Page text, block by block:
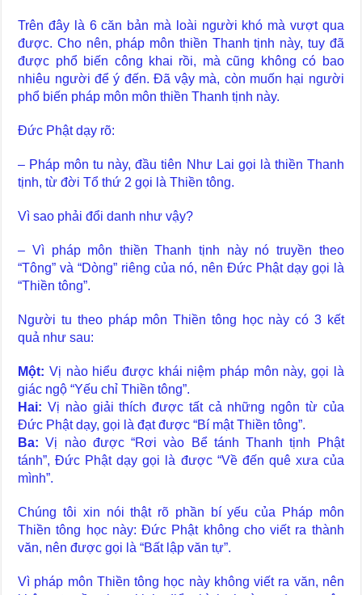
Trên đây là 6 căn bản mà loài người khó mà vượt qua
được. Cho nên, pháp môn thiền Thanh tịnh này, tuy đã
được phổ biến công khai rồi, mà cũng không có bao
nhiêu người để ý đến. Đã vậy mà, còn muốn hại người
phổ biến pháp môn môn thiền Thanh tịnh này.
Đức Phật dạy rõ:
– Pháp môn tu này, đầu tiên Như Lai gọi là thiền Thanh
tịnh, từ đời Tổ thứ 2 gọi là Thiền tông.
Vì sao phải đổi danh như vậy?
– Vì pháp môn thiền Thanh tịnh này nó truyền theo
“Tông” và “Dòng” riêng của nó, nên Đức Phật dạy gọi là
“Thiền tông”.
Người tu theo pháp môn Thiền tông học này có 3 kết
quả như sau:
Một: Vị nào hiểu được khái niệm pháp môn này, gọi là
giác ngộ “Yếu chỉ Thiền tông”.
Hai: Vị nào giải thích được tất cả những ngôn từ của
Đức Phật dạy, gọi là đạt được “Bí mật Thiền tông”.
Ba: Vị nào được “Rơi vào Bể tánh Thanh tịnh Phật
tánh”, Đức Phật dạy gọi là được “Về đến quê xưa của
mình”.
Chúng tôi xin nói thật rõ phần bí yếu của Pháp môn
Thiền tông học này: Đức Phật không cho viết ra thành
văn, nên được gọi là “Bất lập văn tự”.
Vì pháp môn Thiền tông học này không viết ra văn, nên